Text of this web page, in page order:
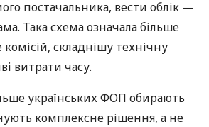
постачальника, вести облік —
Така схема означала більше
комісій, складнішу технічну
витрати часу.
українських ФОП обирають
комплексне рішення, а не